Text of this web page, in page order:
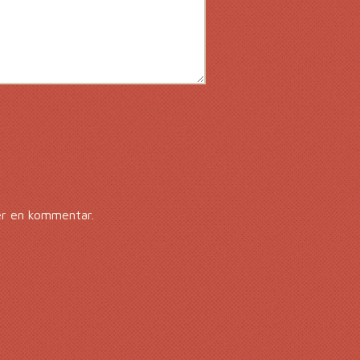
en kommentar.